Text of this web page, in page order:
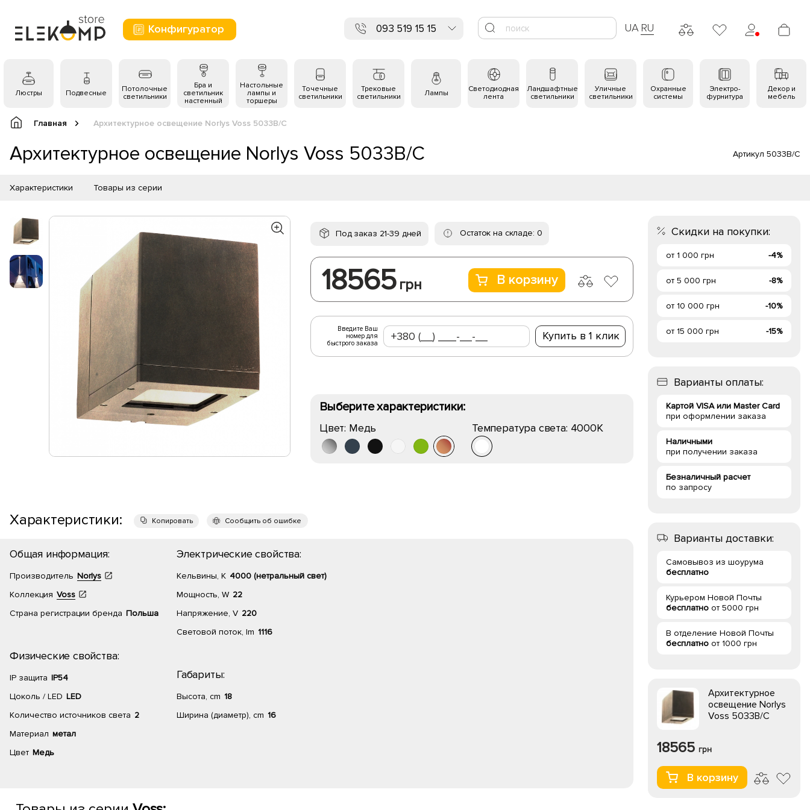
Конфигуратор 093 519 15 15 UA RU
Люстры Подвесные
Потолочные
светильники
Бра и
светильник
настенный
Настольные
лампы и
торшеры
Точечные
светильники
Трековые
светильники
Лампы
Светодиодная
лента
Ландшафтные
светильники
Уличные
светильники
Охранные
системы
Электро-
фурнитура
Декор и
мебель
Главная Архитектурное освещение Norlys Voss 5033B/C
Архитектурное освещение Norlys Voss 5033B/C Артикул 5033B/C
Характеристики Товары из серии
Под заказ 21-39 дней Остаток на складе: 0
18565 грн В корзину
Введите Ваш
номер для
быстрого заказа
Купить в 1 клик
Выберите характеристики:
Цвет: Медь Температура света: 4000K
Характеристики: Копировать Сообщить об ошибке
Общая информация:
Производитель Norlys
Коллекция Voss
Страна регистрации бренда Польша
Физические свойства:
IP защита IP54
Цоколь / LED LED
Количество источников света 2
Материал метал
Цвет Медь
Электрические свойства:
Кельвины, К 4000 (нетральный свет)
Мощность, W 22
Напряжение, V 220
Световой поток, lm 1116
Габариты:
Высота, cm 18
Ширина (диаметр), cm 16
Скидки на покупки:
от 1 000 грн -4%
от 5 000 грн -8%
от 10 000 грн -10%
от 15 000 грн -15%
Варианты оплаты:
Картой VISA или Master Card
при оформлении заказа
Наличными
при получении заказа
Безналичный расчет
по запросу
Варианты доставки:
Самовывоз из шоурума
бесплатно
Курьером Новой Почты
бесплатно от 5000 грн
В отделение Новой Почты
бесплатно от 1000 грн
Архитектурное
освещение Norlys
Voss 5033B/C
18565 грн
В корзину